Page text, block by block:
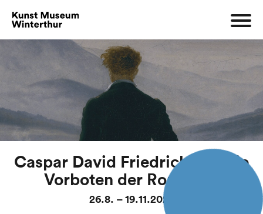
Caspar David Friedrich und die
Vorboten der Romantik
26.8. – 19.11.2023